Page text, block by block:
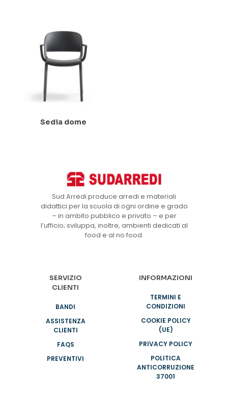
Sedia dome
Sud Arredi produce arredi e materiali
didattici per la scuola di ogni ordine e grado
– in ambito pubblico e privato – e per
l’ufficio; sviluppa, inoltre, ambienti dedicati al
food e al no food.
SERVIZIO
CLIENTI
BANDI
ASSISTENZA
CLIENTI
FAQS
PREVENTIVI
INFORMAZIONI
TERMINI E
CONDIZIONI
COOKIE POLICY
(UE)
PRIVACY POLICY
POLITICA
ANTICORRUZIONE
37001